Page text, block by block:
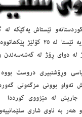
وڕۆشنبیری دروست
تەواو بوونی مزگەوتی
ھەر بە ناوی شاری